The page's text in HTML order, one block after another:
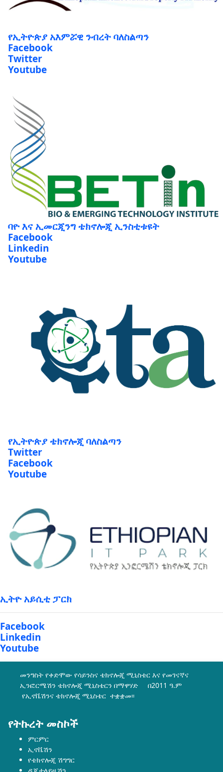
Facebook
Twitter
Youtube
ባዮ እና ኢመርጂንግ ቴክኖሎጂ ኢንስቲቱዩት
Facebook
Linkedin
Youtube
Twitter
Facebook
Youtube
Facebook
Linkedin
Youtube
መንግስት የቀድሞው የሳይንስና ቴክኖሎጂ ሚኒስቴር እና የመገናኛና
ኢንፎርሜሽን ቴክኖሎጂ ሚኒስቴርን በማዋሃድ በ2011 ዓ.ም
የኢኖቬሽንና ቴክኖሎጂ ሚኒስቴር ተቋቋመ፡፡
ምርምር
ኢኖቬሽን
የቴክኖሎጂ ሽግግር
ዲጂታላይዜሽን